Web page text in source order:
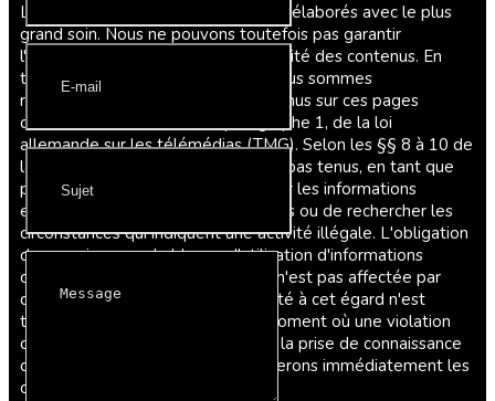
Les contenus de nos pages ont été élaborés avec le plus
grand soin. Nous ne pouvons toutefois pas garantir
l'exactitude, l'exhaustivité et l'actualité des contenus. En
tant que prestataire de services, nous sommes
responsables de nos propres contenus sur ces pages
conformément à l'article 7, paragraphe 1, de la loi
allemande sur les télémédias (TMG). Selon les §§ 8 à 10 de
la TMG, nous ne sommes toutefois pas tenus, en tant que
prestataire de services, de surveiller les informations
externes transmises ou enregistrées ou de rechercher les
circonstances qui indiquent une activité illégale. L'obligation
de supprimer ou de bloquer l'utilisation d'informations
conformément aux lois générales n'est pas affectée par
cette disposition. Une responsabilité à cet égard n'est
toutefois possible qu'à partir du moment où une violation
concrète de la loi est connue. Dès la prise de connaissance
d'une telle violation, nous supprimerons immédiatement les
contenus concernés.